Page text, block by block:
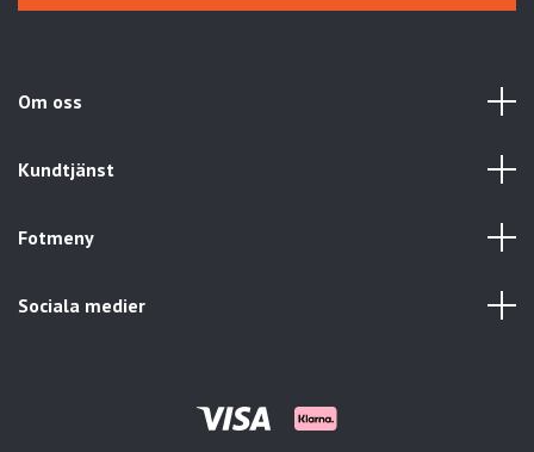
Om oss
Kundtjänst
Fotmeny
Sociala medier